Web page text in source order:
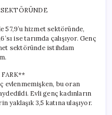
hizmet sektöründe,
ise tarımda çalışıyor. Genç
sektöründe istihdam
evlenmemişken, bu oran
Evli genç kadınların
yaklaşık 3,5 katına ulaşıyor.